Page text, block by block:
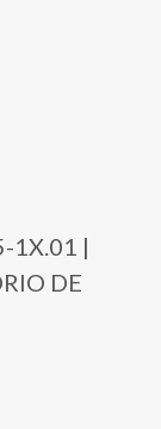
1X.01 |
DE